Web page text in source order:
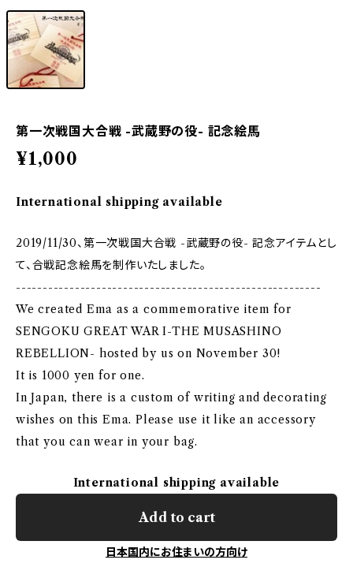
第一次戦国大合戦 -武蔵野の役- 記念絵馬
¥1,000
International shipping available
2019/11/30、第一次戦国大合戦 -武蔵野の役- 記念アイテムとし
て、合戦記念絵馬を制作いたしました。
---------------------------------------------------------
We created Ema as a commemorative item for
SENGOKU GREAT WAR I-THE MUSASHINO
REBELLION- hosted by us on November 30!
It is 1000 yen for one.
In Japan, there is a custom of writing and decorating
wishes on this Ema. Please use it like an accessory
that you can wear in your bag.
International shipping available
Add to cart
日本国内にお住まいの方向け